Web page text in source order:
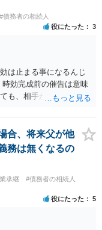
#債務者の相続人
役にたった 3
は止まる事になるんじ
効完成前の催告は意味
も、相手が時効の援用
合、将来父が他
務は無くなるの
承継
#債務者の相続人
役にたった 5